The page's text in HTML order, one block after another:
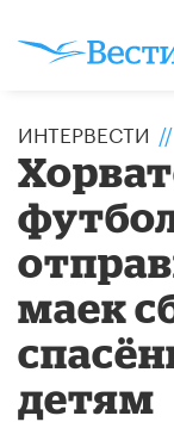
ИНТЕРВЕСТИ //
маек
детям